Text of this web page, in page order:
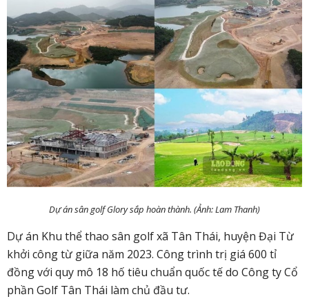
Dự án sân golf Glory sắp hoàn thành. (Ảnh: Lam Thanh)
Dự án Khu thể thao sân golf xã Tân Thái, huyện Đại Từ
khởi công từ giữa năm 2023. Công trình trị giá 600 tỉ
đồng với quy mô 18 hố tiêu chuẩn quốc tế do Công ty Cổ
phần Golf Tân Thái làm chủ đầu tư.